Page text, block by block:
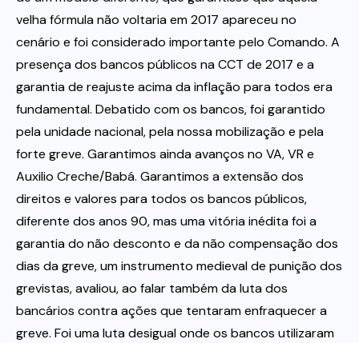
velha fórmula não voltaria em 2017 apareceu no
cenário e foi considerado importante pelo Comando. A
presença dos bancos públicos na CCT de 2017 e a
garantia de reajuste acima da inflação para todos era
fundamental. Debatido com os bancos, foi garantido
pela unidade nacional, pela nossa mobilização e pela
forte greve. Garantimos ainda avanços no VA, VR e
Auxilio Creche/Babá. Garantimos a extensão dos
direitos e valores para todos os bancos públicos,
diferente dos anos 90, mas uma vitória inédita foi a
garantia do não desconto e da não compensação dos
dias da greve, um instrumento medieval de punição dos
grevistas, avaliou, ao falar também da luta dos
bancários contra ações que tentaram enfraquecer a
greve. Foi uma luta desigual onde os bancos utilizaram